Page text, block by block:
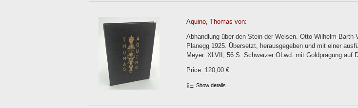
Aquino, Thomas von:
Abhandlung über den Stein der Weisen. Otto Wilhelm
Planegg 1925. Übersetzt, herausgegeben und mit einer
Meyer. XLVII, 56 S. Schwarzer OLwd. mit Goldprägung auf
Price: 120,00 €
Show details…